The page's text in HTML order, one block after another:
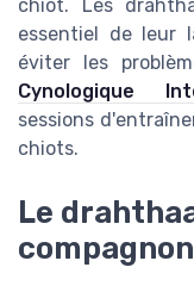
chiot. Les
essentiel de leur
éviter les
Cynologique
sessions
chiots.
Le